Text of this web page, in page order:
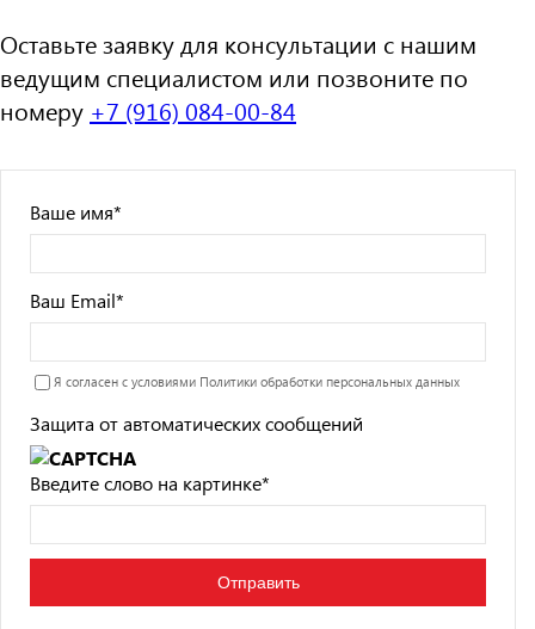
Оставьте заявку для консультации с нашим
ведущим специалистом или позвоните по
номеру +7 (916) 084-00-84
Ваше имя*
Ваш Email*
Я согласен с условиями Политики обработки персональных данных
Защита от автоматических сообщений
Введите слово на картинке*